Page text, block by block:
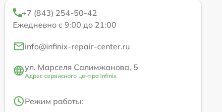
+7 (843) 254-50-42
Ежедневно с 9:00 до 21:00
info@infinix-repair-center.ru
ул. Марселя Салимжанова, 5
Адрес сервисного центра Infinix
Режим работы: